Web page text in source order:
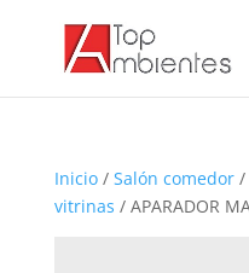
Inicio/ Salón comedor/
vitrinas / APARADOR